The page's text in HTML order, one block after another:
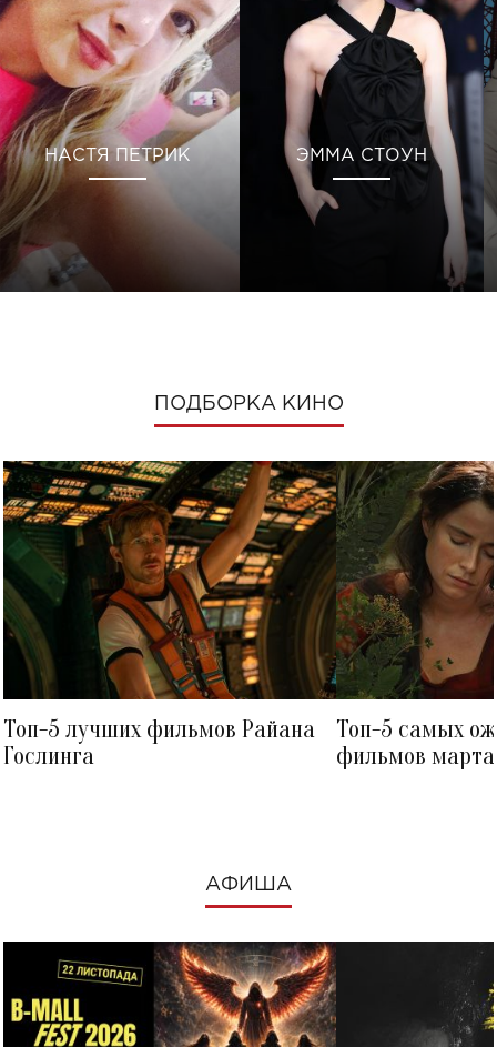
НАСТЯ ПЕТРИК ЭММА СТОУН
ПОДБОРКА КИНО
Топ-5 лучших фильмов Райана
Гослинга
Топ-5 самых
фильмов
АФИША